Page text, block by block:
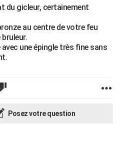
du gicleur, certainement
au centre de votre feu
une épingle très fine sans
Posez votre question